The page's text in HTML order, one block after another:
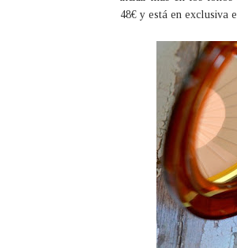
48€ y está en exclusiva